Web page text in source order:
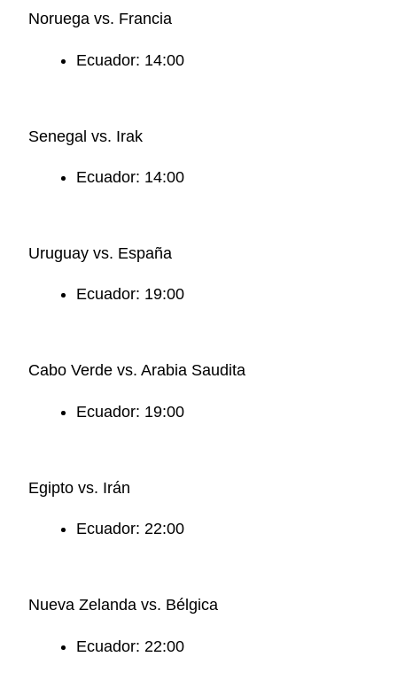
Noruega vs. Francia
Ecuador: 14:00
Senegal vs. Irak
Ecuador: 14:00
Uruguay vs. España
Ecuador: 19:00
Cabo Verde vs. Arabia Saudita
Ecuador: 19:00
Egipto vs. Irán
Ecuador: 22:00
Nueva Zelanda vs. Bélgica
Ecuador: 22:00